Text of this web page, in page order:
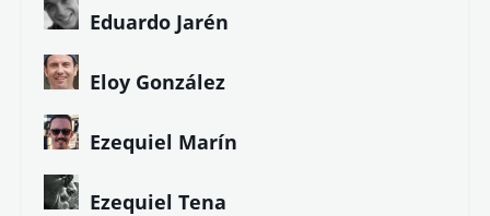
Eduardo Jarén
Eloy González
Ezequiel Marín
Ezequiel Tena